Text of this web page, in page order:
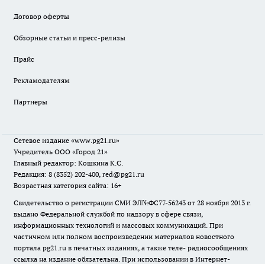
Договор оферты
Обзорные статьи и пресс-релизы
Прайс
Рекламодателям
Партнеры
Сетевое издание «www.pg21.ru»
Учредитель ООО «Город 21»
Главный редактор: Кошкина К.С.
Редакция: 8 (8352) 202-400, red@pg21.ru
Возрастная категория сайта: 16+
Свидетельство о регистрации СМИ ЭЛ№ФС77-56243 от 28 ноября 2013 г.
выдано Федеральной службой по надзору в сфере связи,
информационных технологий и массовых коммуникаций. При
частичном или полном воспроизведении материалов новостного
портала pg21.ru в печатных изданиях, а также теле- радиосообщениях
ссылка на издание обязательна. При использовании в Интернет-